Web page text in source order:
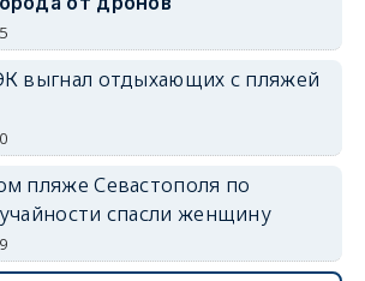
выгнал отдыхающих с пляжей
пляже Севастополя по
спасли женщину